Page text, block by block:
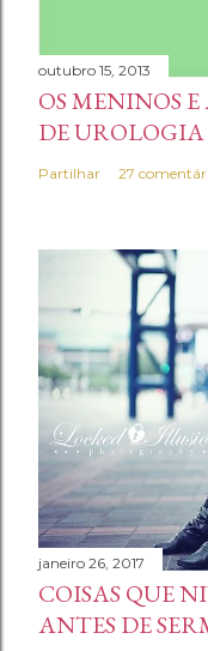
outubro 15, 2013
OS MENINOS
DE UROLOGIA
Partilhar 27
janeiro 26, 2017
COISAS QUE
ANTES DE